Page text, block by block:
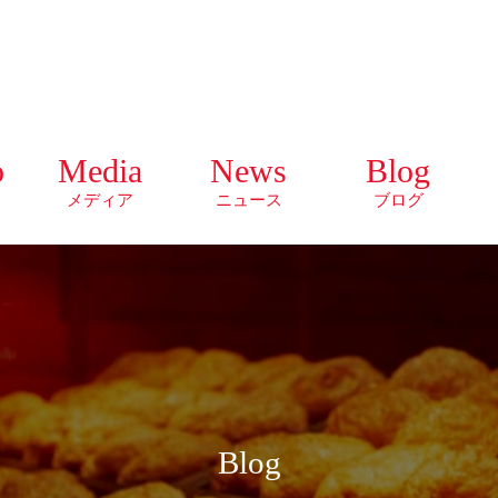
Media
メディア
News
ニュース
Blog
ブログ
Blog